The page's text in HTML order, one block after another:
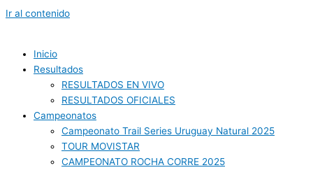
Ir al contenido
Inicio
Resultados
RESULTADOS EN VIVO
RESULTADOS OFICIALES
Campeonatos
Campeonato Trail Series Uruguay Natural 2025
TOUR MOVISTAR
CAMPEONATO ROCHA CORRE 2025